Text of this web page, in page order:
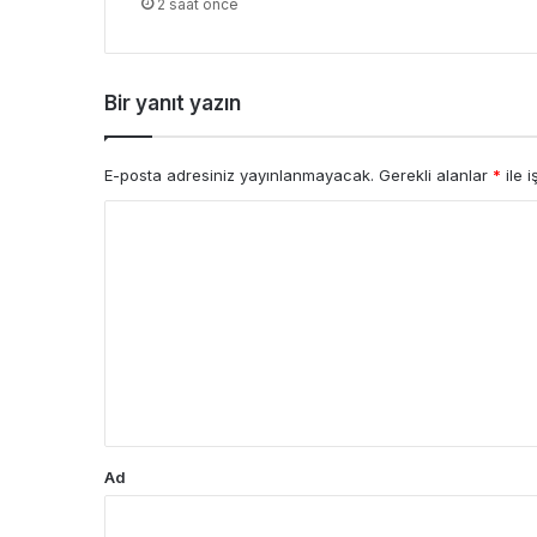
2 saat önce
Bir yanıt yazın
E-posta adresiniz yayınlanmayacak. Gerekli alanlar * ile
Ad